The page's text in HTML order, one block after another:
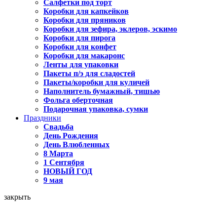
Салфетки под торт
Коробки для капкейков
Коробки для пряников
Коробки для зефира, эклеров, эскимо
Коробки для пирога
Коробки для конфет
Коробки для макаронс
Ленты для упаковки
Пакеты п/э для сладостей
Пакеты/коробки для куличей
Наполнитель бумажный, тишью
Фольга оберточная
Подарочная упаковка, сумки
Праздники
Свадьба
День Рождения
День Влюбленных
8 Марта
1 Сентября
НОВЫЙ ГОД
9 мая
закрыть